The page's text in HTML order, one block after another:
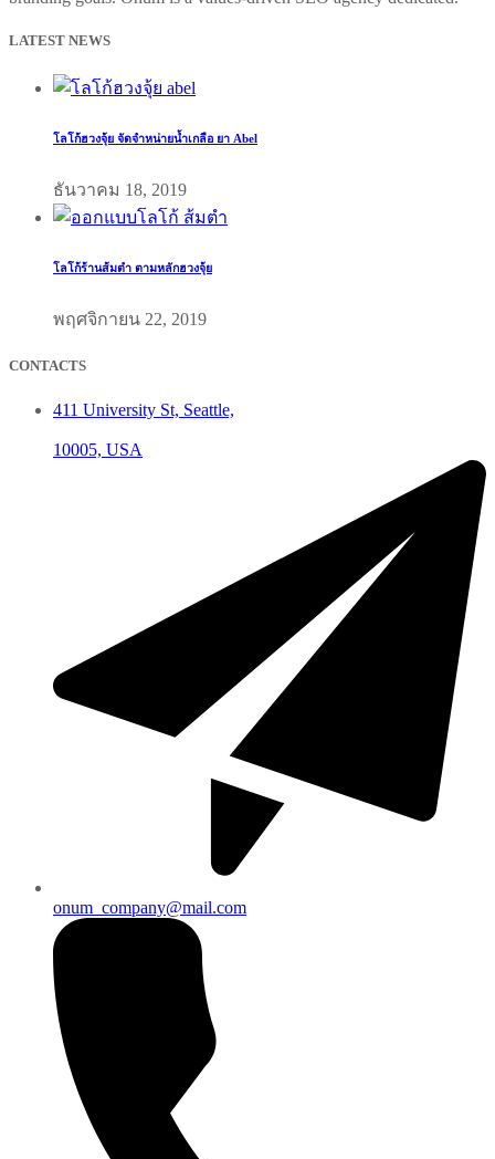
LATEST NEWS
โลโก้ฮวงจุ้ย จัดจำหน่ายน้ำเกลือ ยา Abel
ธันวาคม 18, 2019
โลโก้ร้านส้มตำ ตามหลักฮวงจุ้ย
พฤศจิกายน 22, 2019
CONTACTS
411 University St, Seattle,
10005, USA
onum_company@mail.com